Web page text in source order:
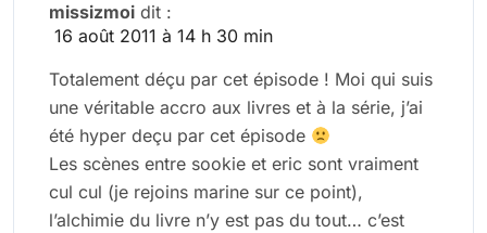
missizmoi dit :
16 août 2011 à 14 h 30 min
Totalement déçu par cet épisode ! Moi qui suis
une véritable accro aux livres et à la série, j’ai
été hyper deçu par cet épisode
Les scènes entre sookie et eric sont vraiment
cul cul (je rejoins marine sur ce point),
l’alchimie du livre n’y est pas du tout… c’est